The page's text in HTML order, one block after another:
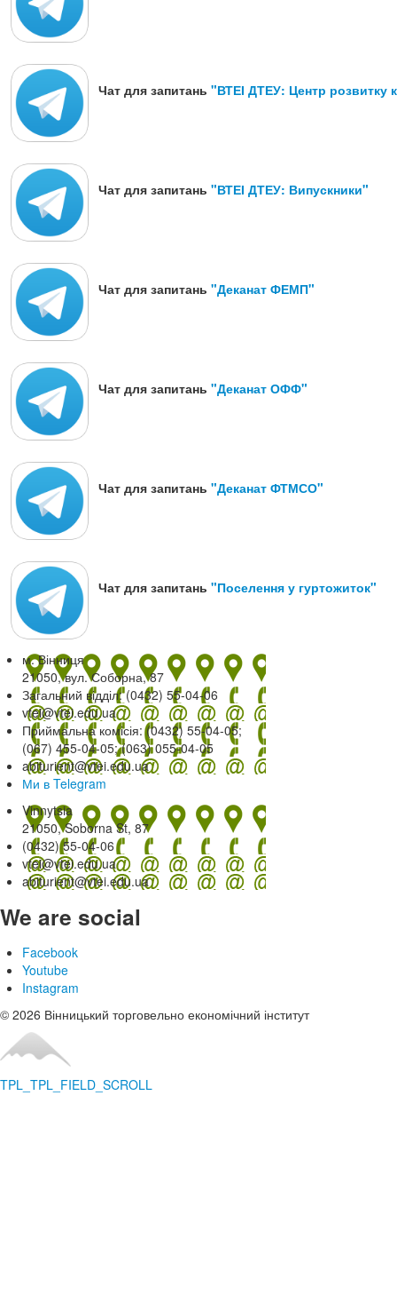
Чат для запитань "ВТЕІ ДТЕУ: Центр розвитку
Чат для запитань "ВТЕІ ДТЕУ: Випускники"
Чат для запитань "Деканат ФЕМП"
Чат для запитань "Деканат ОФФ"
Чат для запитань "Деканат ФТМСО"
Чат для запитань "Поселення у гуртожиток"
м. Вінниця
21050, вул. Соборна, 87
Загальний відділ: (0432) 55-04-06
vtei@vtei.edu.ua
Приймальна комісія: (0432) 55-04-05;
(067) 455-04-05; (063) 055-04-05
abiturient@vtei.edu.ua
Ми в Telegram
Vinnytsia
21050, Soborna St, 87
(0432) 55-04-06
vtei@vtei.edu.ua
abiturient@vtei.edu.ua
We are social
Facebook
Youtube
Instagram
© 2026 Вінницький торговельно економічний інститут
TPL_TPL_FIELD_SCROLL